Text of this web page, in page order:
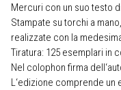
Mercuri con un suo testo
Stampate su torchi a
realizzate con la
Tiratura: 125 esemplari in
Nel colophon firma
L‘edizione comprende un